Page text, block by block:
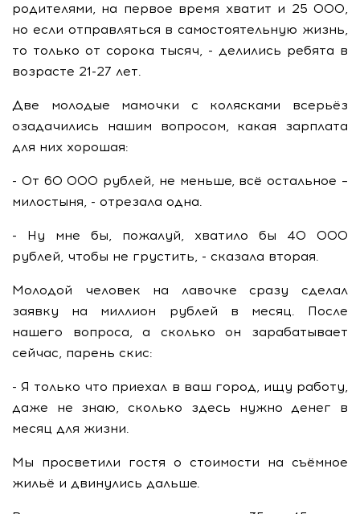
родителями, на первое время хватит и 25 000,
но если отправляться в самостоятельную жизнь,
то только от сорока тысяч, - делились ребята в
возрасте 21-27 лет.
Две молодые мамочки с колясками всерьёз
озадачились нашим вопросом, какая зарплата
для них хорошая:
- От 60 000 рублей, не меньше, всё остальное –
милостыня, - отрезала одна.
- Ну мне бы, пожалуй, хватило бы 40 000
рублей, чтобы не грустить, - сказала вторая.
Молодой человек на лавочке сразу сделал
заявку на миллион рублей в месяц. После
нашего вопроса, а сколько он зарабатывает
сейчас, парень скис:
- Я только что приехал в ваш город, ищу работу,
даже не знаю, сколько здесь нужно денег в
месяц для жизни.
Мы просветили гостя о стоимости на съёмное
жильё и двинулись дальше.